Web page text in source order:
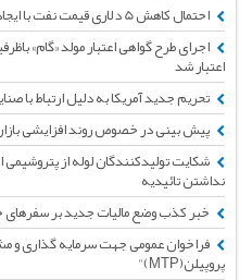
احتمال کاهش 5 دلاری قیمت نفت با ایجاد شوک شیوع ویروس مرگبار کرونا
اعتبار شد
تحریم جدید آمریکا به دلیل ارتباط با
پیش بینی در خصوص روند افزایشی
شکایت تولیدکنندگان لوله از
نداشتن تائیدیه
خبر کذب وضع مالیات جدید بر
فراخوان عمومی جهت سرمایه گذاری و
پروپیلن(MTP)"